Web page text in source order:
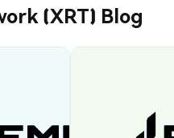
(XRT) Blog